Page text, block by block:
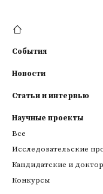
События
Новости
Статьи и интервью
Научные проекты
Все
Исследовательские
Кандидатские и
Конкурсы